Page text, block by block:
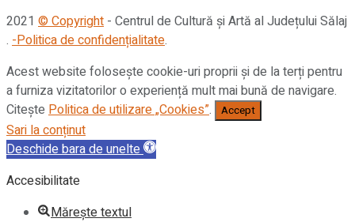
2021 © Copyright - Centrul de Cultură și Artă al Județului Sălaj
. -Politica de confidențialitate.
Acest website folosește cookie-uri proprii și de la terți pentru
a furniza vizitatorilor o experiență mult mai bună de navigare.
Citește Politica de utilizare „Cookies”. Accept
Sari la conținut
Deschide bara de unelte
Accesibilitate
Mărește textul